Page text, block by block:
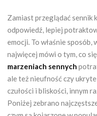
Zamiast przeglądać sennik
odpowiedź, lepiej
emocji. To właśnie sposób,
najwięcej mówi o tym, co
marzeniach sennych
ale też nieufność czy
czułości i bliskości, innym
Poniżej zebrano